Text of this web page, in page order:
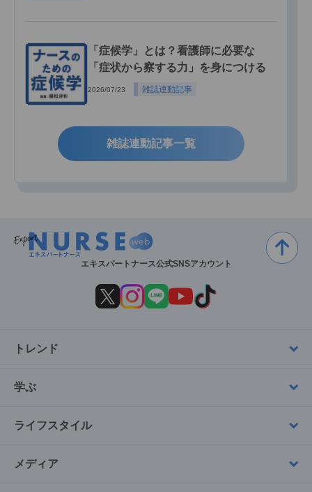
「症候学」とは？看護師に必要な
「症状から察する力」を身につける
2026/07/23 雑誌連動記事
雑誌連動記事一覧
エキスパートナース公式SNSアカウント
トレンド
学ぶ
ライフスタイル
メディア